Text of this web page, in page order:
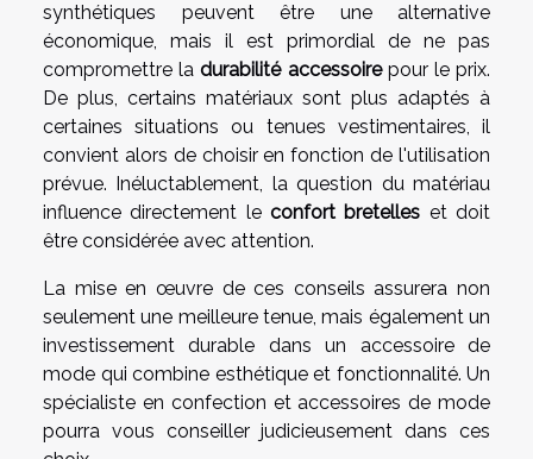
synthétiques peuvent être une alternative
économique, mais il est primordial de ne pas
compromettre ladurabilité accessoirepour le prix.
De plus, certains matériaux sont plus adaptés à
certaines situations ou tenues vestimentaires, il
convient alors de choisir en fonction de l'utilisation
prévue. Inéluctablement, la question du matériau
influence directement le confort bretelles et doit
être considérée avec attention.
La mise en œuvre de ces conseils assurera non
seulement une meilleure tenue, mais également un
investissement durable dans un accessoire de
mode qui combine esthétique et fonctionnalité. Un
spécialiste en confection et accessoires de mode
pourra vous conseiller judicieusement dans ces